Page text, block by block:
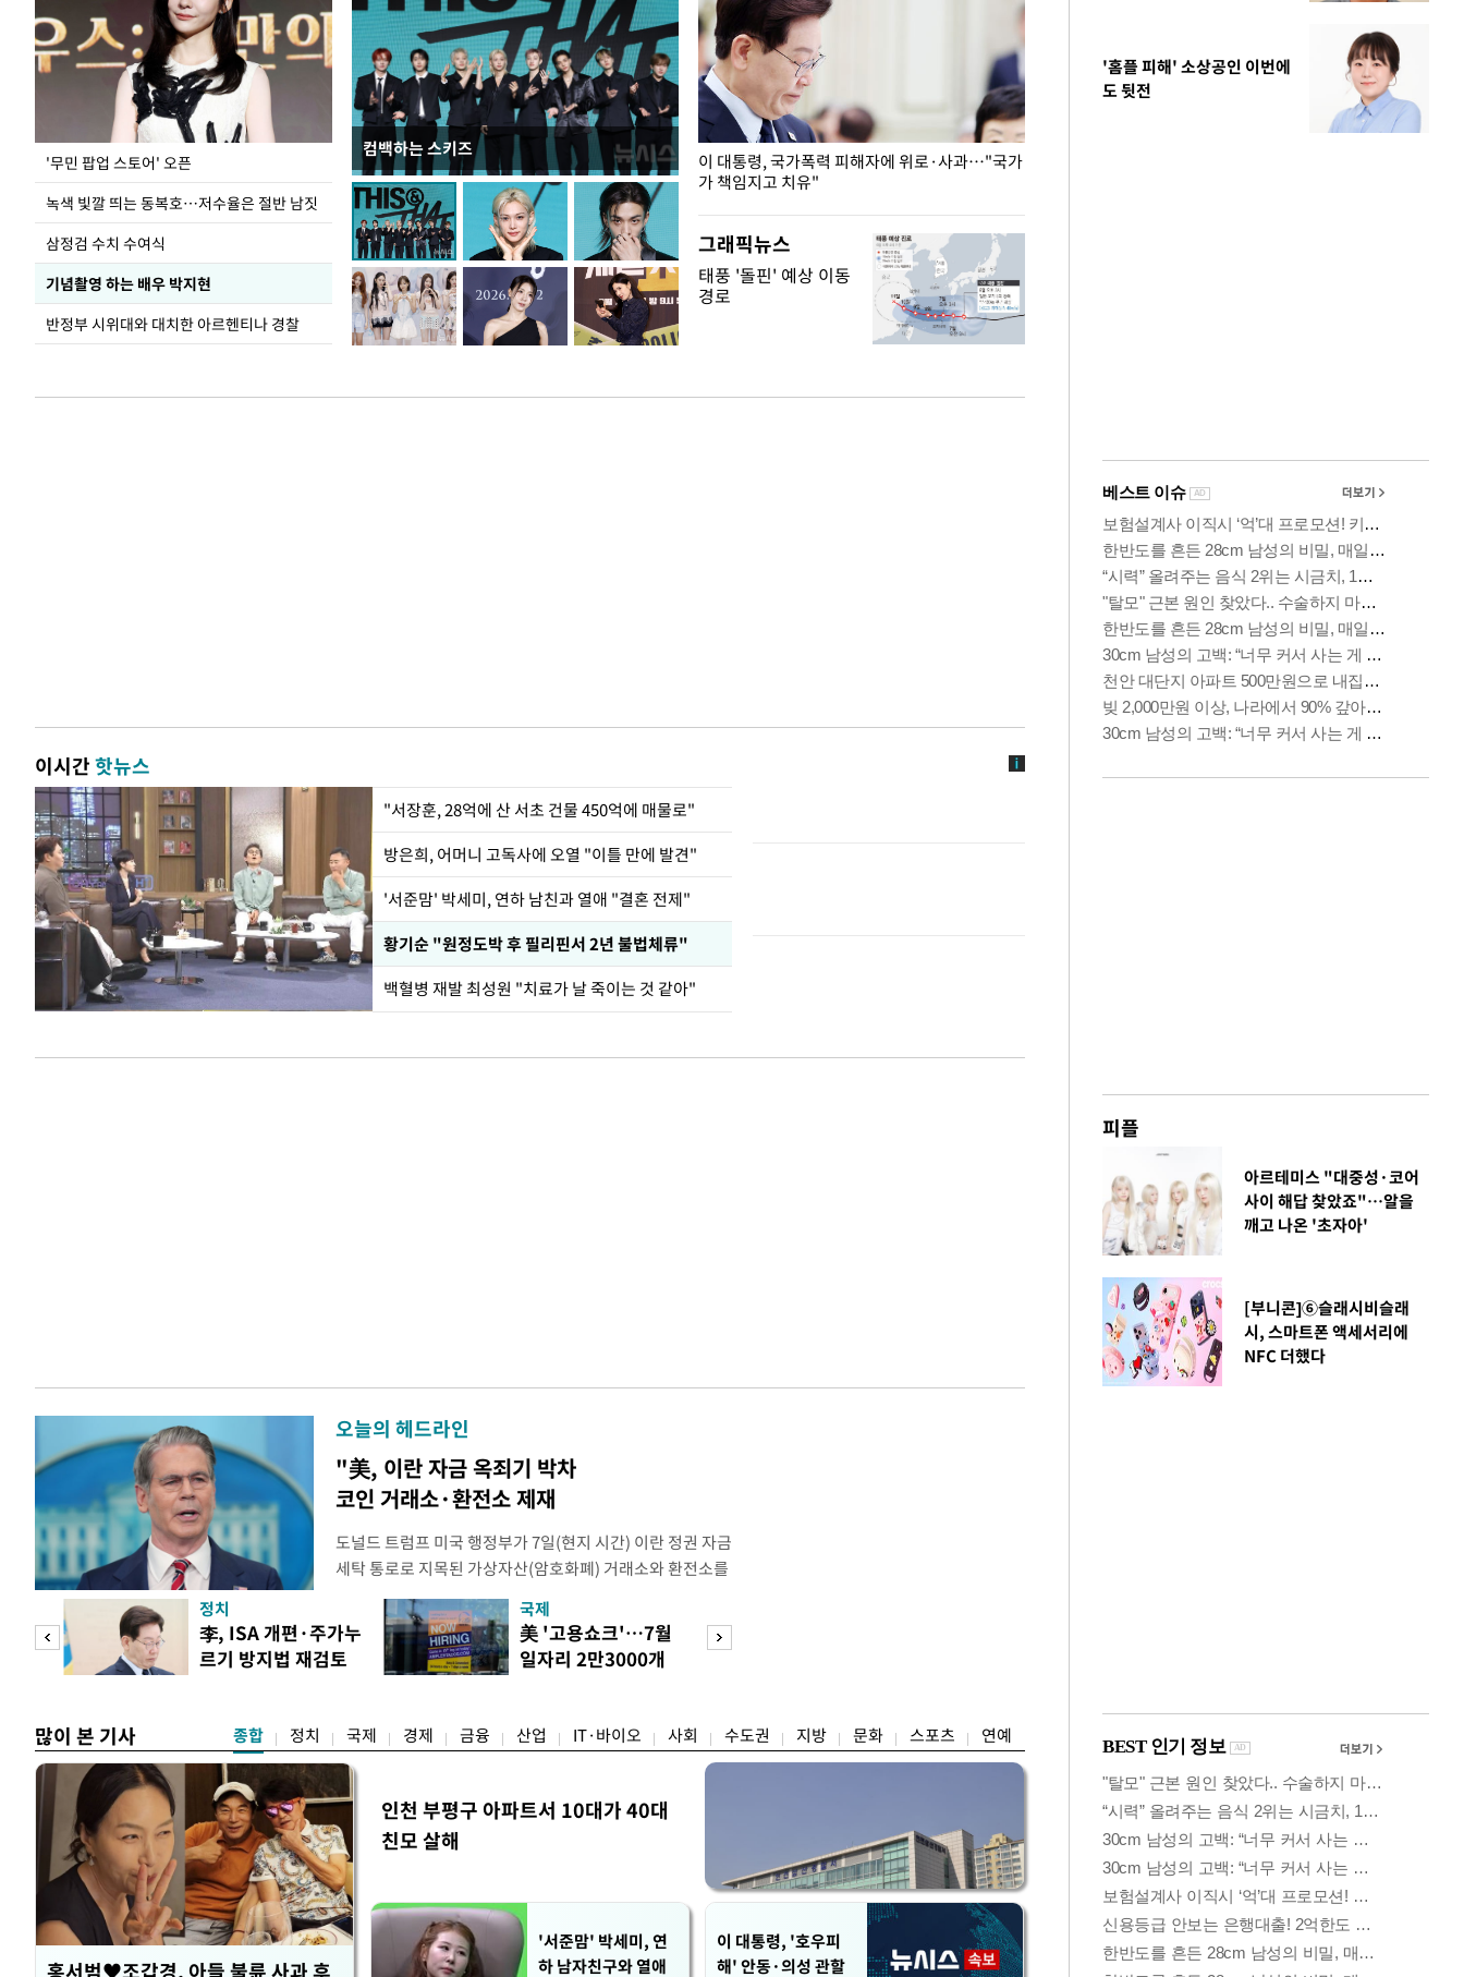
'무민 팝업 스토어' 오픈
녹색 빛깔 띄는 동복호…저수율은 절반 남짓
삼정검 수치 수여식
기념촬영 하는 배우 박지현
반정부 시위대와 대치한 아르헨티나 경찰
컴백하는 스키즈
지석천 뒤덮은 개구리밥
이 대통령, 국가폭력 피해자에 위로·사과…"국가
가 책임지고 치유"
그래픽뉴스
태풍 '돌핀' 예상 이동
경로
이시간핫뉴스
"서장훈, 28억에 산 서초 건물 450억에 매물로"
방은희, 어머니 고독사에 오열 "이틀 만에 발견"
'서준맘' 박세미, 연하 남친과 열애 "결혼 전제"
황기순 "원정도박 후 필리핀서 2년 불법체류"
백혈병 재발 최성원 "치료가 날 죽이는 것 같아"
오늘의 헤드라인
"美, 이란 자금 옥죄기 박차
코인 거래소·환전소 제재
도널드 트럼프 미국 행정부가 7일(현지 시간) 이란 정권 자금
세탁 통로로 지목된 가상자산(암호화폐) 거래소와 환전소를
무더기 제재했다. 미 재무부 해외자산통제국(OFAC)은 이날
이란혁명수비대(IRGC) 자금 조달에 이용된 디지털 자산 거
래소와, 이란의 해외 석유 판매 대금 회수에 동원된 환전 네
트워크를 각각 제재한다고 밝혔다. 동유럽 조지아
정치
李, ISA 개편·주가누
르기 방지법 재검토
국제
美 '고용쇼크'…7월
일자리 2만3000개
많이 본 기사 종합 정치 국제 경제 금융 산업 IT·바이오 사회 수도권 지방 문화 스포츠 연예
홍서범♥조갑경, 아들 불륜 사과 후
인천 부평구 아파트서 10대가 40대
친모 살해
'서준맘' 박세미, 연
하 남자친구와 열애
이 대통령, '호우피
해' 안동·의성 관할
'홈플 피해' 소상공인 이번에
도 뒷전
피플
아르테미스 "대중성·코어
사이 해답 찾았죠"…알을
깨고 나온 '초자아'
[부니콘]⑥슬래시비슬래
시, 스마트폰 액세서리에
NFC 더했다